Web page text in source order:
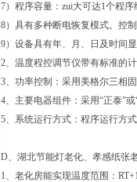
7）程序容量：zui大可达1个程序
8）具有多种断电恢复模式。控
9）设备具有年、月、日及时间
2、温度程控调节仪带有标准的
3、功率控制：采用美格尔三相
4、主要电器组件：采用“正泰”
5、系统运行方式：程序运行方
D、湖北节能灯老化、孝感纸张
1、老化房能实现温度范围：